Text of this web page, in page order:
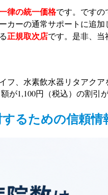
律の統一価格です。ですの
カーの通常サポートに追加
正規取次店です。是非、当
フ、水素飲水器リタアク
が1,100円（税込）の割
るための信頼情